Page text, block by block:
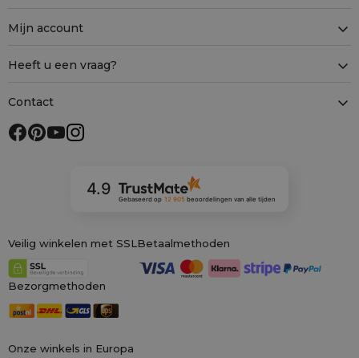
Onze winkels in Europa
Mijn account
Heeft u een vraag?
Contact
4.9
Gebaseerd op 12 905 beoordelingenvan alle tijden
Veilig winkelen met SSL Betaalmethoden
Bezorgmethoden